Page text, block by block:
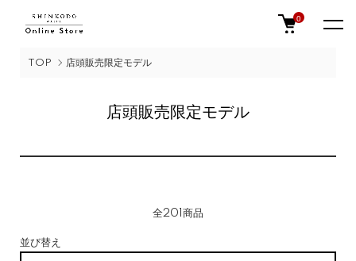
0
TOP 店頭販売限定モデル
店頭販売限定モデル
全201商品
並び替え